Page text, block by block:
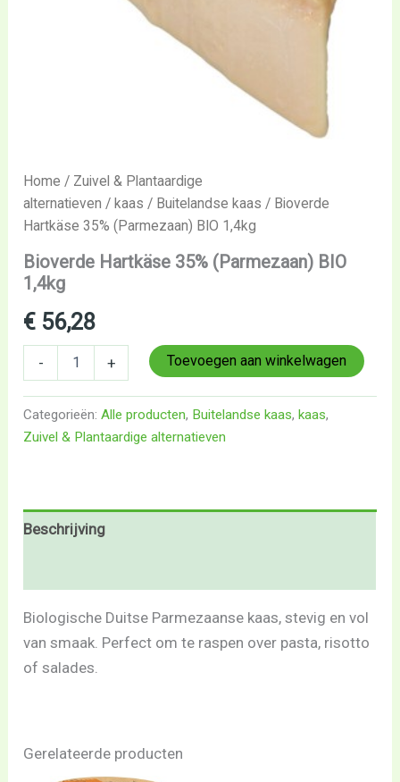
Home / Zuivel & Plantaardige
alternatieven / kaas / Buitelandse kaas / Bioverde
Hartkäse 35% (Parmezaan) BIO 1,4kg
Bioverde Hartkäse 35% (Parmezaan) BIO
1,4kg
€ 56,28
- + Toevoegen aan winkelwagen
Categorieën:Alle producten, Buitelandse kaas,kaas,
Zuivel & Plantaardige alternatieven
Beschrijving
Biologische Duitse Parmezaanse kaas, stevig en vol
van smaak. Perfect om te raspen over pasta, risotto
of salades.
Gerelateerde producten